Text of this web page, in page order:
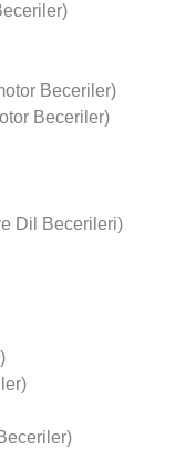
Beceriler)
Beceriler)
Dil Becerileri)